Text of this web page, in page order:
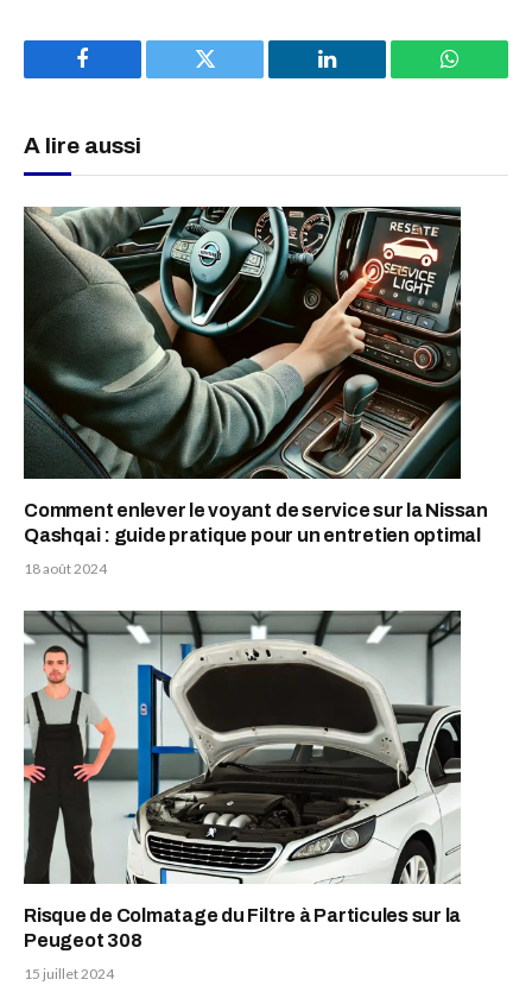
Facebook Twitter LinkedIn
A lire aussi
Comment enlever le voyant de service sur la Nissan
Qashqai : guide pratique pour un entretien optimal
18 août 2024
Risque de Colmatage du Filtre à Particules sur la
Peugeot 308
15 juillet 2024